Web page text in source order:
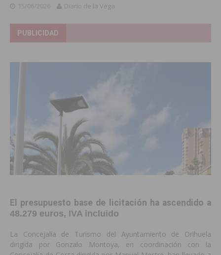
15/06/2026 Diario de la Vega
PUBLICIDAD
El presupuesto base de licitación ha ascendido a
48.279 euros, IVA incluido
La Concejalía de Turismo del Ayuntamiento de Orihuela
dirigida por Gonzalo Montoya, en coordinación con la